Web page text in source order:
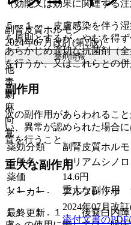
（効能又は効果に関連する注
５．１． 皮膚感染を伴う湿
を原則とするが、やむを得
あらかじめ適切な抗菌剤（
を行うか、又はこれらとの
副作用
次の副作用があらわれるこ
い、異常が認められた場合
置を行うこと。
重大な副作用
１１．１． 重大な副作用
１１．１．１． 後嚢白内
副腎皮質ホルモン
2024年07月改訂(第2版)
薬剤情報
他
毒
劇
麻
向
覚
薬効分類
副腎皮質ホルモ
一般名
トリアムシノ
薬価
14.6円
メーカー
アルフレッサ
最終更新
2024年07月改
添付文書の